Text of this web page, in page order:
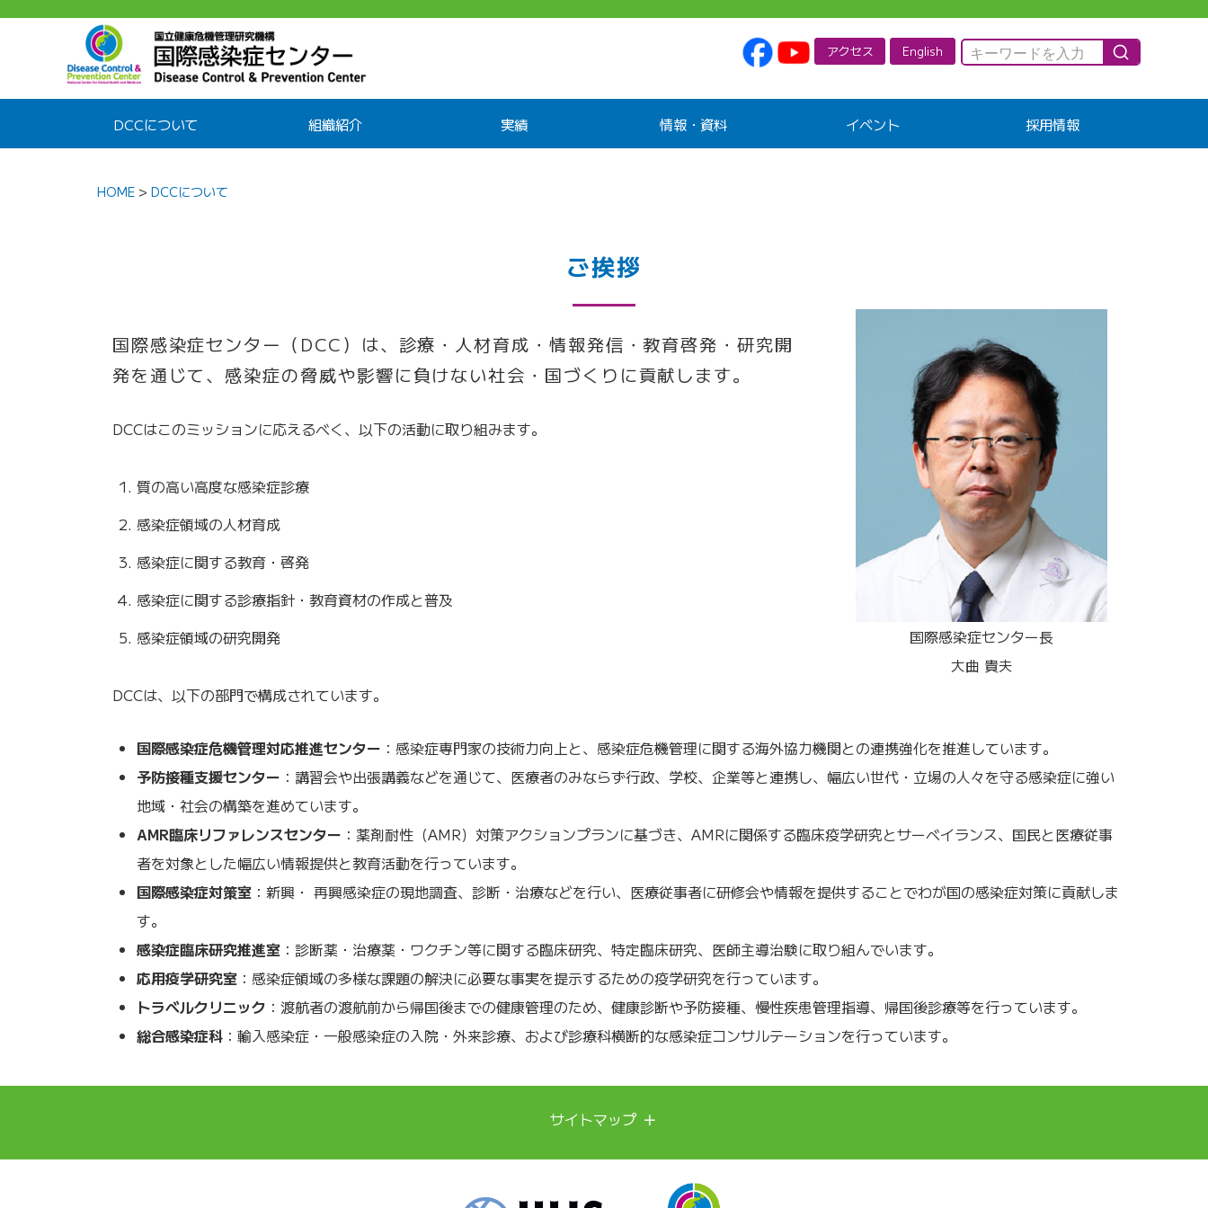
アクセス English
DCCについて 組織紹介 実績 情報・資料 イベント 採用情報
HOME> DCCについて
ご挨拶
国際感染症センター長
大曲 貴夫
国際感染症センター（DCC）は、診療・人材育成・情報発信・教育啓発・研究開
発を通じて、感染症の脅威や影響に負けない社会・国づくりに貢献します。
DCCはこのミッションに応えるべく、以下の活動に取り組みます。
質の高い高度な感染症診療
感染症領域の人材育成
感染症に関する教育・啓発
感染症に関する診療指針・教育資材の作成と普及
感染症領域の研究開発
DCCは、以下の部門で構成されています。
国際感染症危機管理対応推進センター ：感染症専門家の技術力向上と、感染症危機管理に関する海外協力機関との連携強化を推進しています。
予防接種支援センター ：講習会や出張講義などを通じて、医療者のみならず行政、学校、企業等と連携し、幅広い世代・立場の人々を守る感染症に強い
地域・社会の構築を進めています。
AMR臨床リファレンスセンター ：薬剤耐性（AMR）対策アクションプランに基づき、AMRに関係する臨床疫学研究とサーベイランス、国民と医療従事
者を対象とした幅広い情報提供と教育活動を行っています。
国際感染症対策室 ：新興・ 再興感染症の現地調査、診断・治療などを行い、医療従事者に研修会や情報を提供することでわが国の感染症対策に貢献しま
す。
感染症臨床研究推進室 ：診断薬・治療薬・ワクチン等に関する臨床研究、特定臨床研究、医師主導治験に取り組んでいます。
応用疫学研究室 ：感染症領域の多様な課題の解決に必要な事実を提示するための疫学研究を行っています。
トラベルクリニック ：渡航者の渡航前から帰国後までの健康管理のため、健康診断や予防接種、慢性疾患管理指導、帰国後診療等を行っています。
総合感染症科 ：輸入感染症・一般感染症の入院・外来診療、および診療科横断的な感染症コンサルテーションを行っています。
サイトマップ ＋
新興再興感染症への備え